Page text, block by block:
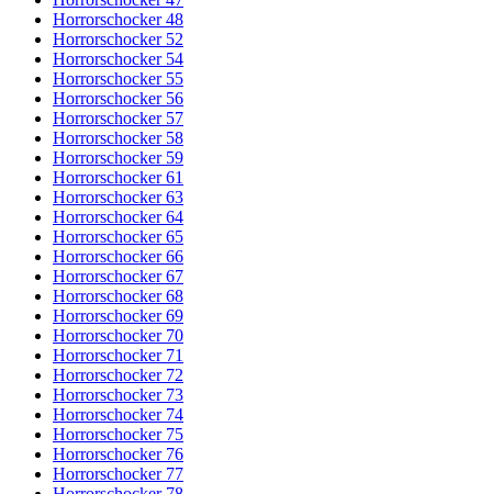
Horrorschocker 48
Horrorschocker 52
Horrorschocker 54
Horrorschocker 55
Horrorschocker 56
Horrorschocker 57
Horrorschocker 58
Horrorschocker 59
Horrorschocker 61
Horrorschocker 63
Horrorschocker 64
Horrorschocker 65
Horrorschocker 66
Horrorschocker 67
Horrorschocker 68
Horrorschocker 69
Horrorschocker 70
Horrorschocker 71
Horrorschocker 72
Horrorschocker 73
Horrorschocker 74
Horrorschocker 75
Horrorschocker 76
Horrorschocker 77